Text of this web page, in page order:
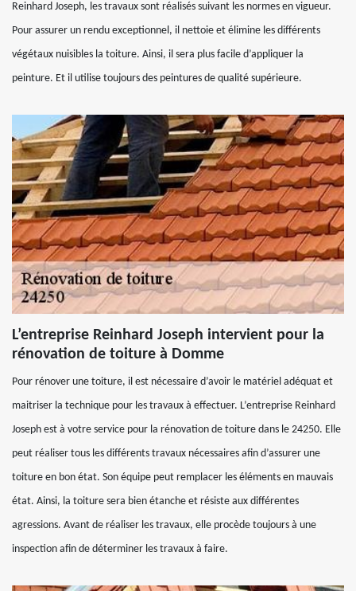
Reinhard Joseph, les travaux sont réalisés suivant les normes en vigueur.
Pour assurer un rendu exceptionnel, il nettoie et élimine les différents
végétaux nuisibles la toiture. Ainsi, il sera plus facile d’appliquer la
peinture. Et il utilise toujours des peintures de qualité supérieure.
L’entreprise Reinhard Joseph intervient pour la
rénovation de toiture à Domme
Pour rénover une toiture, il est nécessaire d’avoir le matériel adéquat et
maitriser la technique pour les travaux à effectuer. L’entreprise Reinhard
Joseph est à votre service pour la rénovation de toiture dans le 24250. Elle
peut réaliser tous les différents travaux nécessaires afin d’assurer une
toiture en bon état. Son équipe peut remplacer les éléments en mauvais
état. Ainsi, la toiture sera bien étanche et résiste aux différentes
agressions. Avant de réaliser les travaux, elle procède toujours à une
inspection afin de déterminer les travaux à faire.